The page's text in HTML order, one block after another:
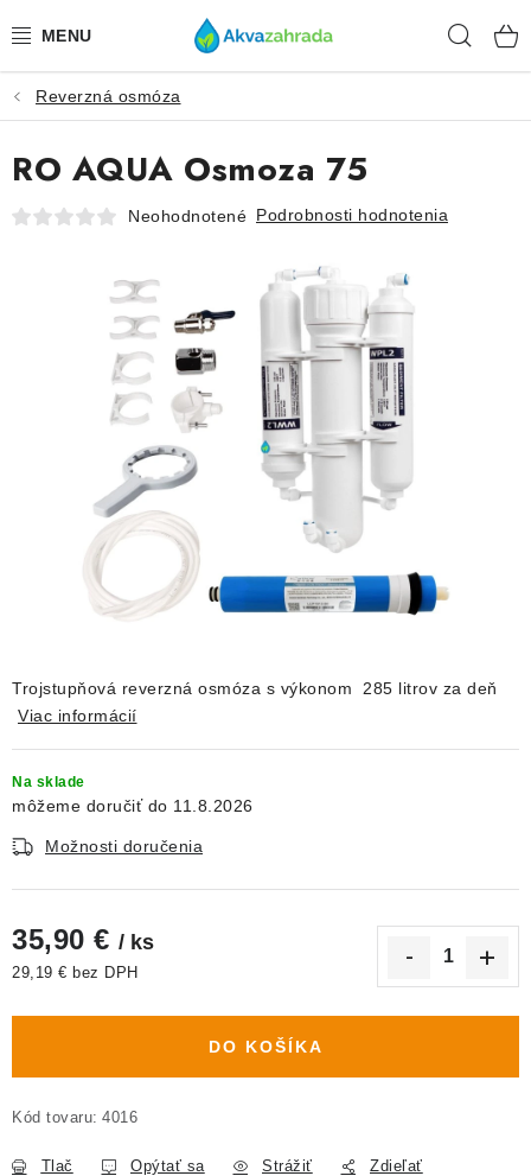
na
TECHNIKA
HNOJIVÁ
VODA
PRÍSLUŠENSTVO
SUBSTRÁTY
KRMIVÁ A VITAMÍNY
DEKORÁCIE
KREVETKY
VÝPREDAJ
O nás
Reverzná osmóza
Trojstupňová reverzná osmóza s výkonom 285 litrov za deň
Viac informácií
Na sklade
11.8.2026
Možnosti doručenia
35,90 € / ks
29,19 € bez DPH
DO KOŠÍKA
Kód tovaru: 4016
Tlač Opýtať sa Strážiť Zdieľať
RO AQUA Osmoza 75
Neohodnotené Podrobnosti hodnotenia